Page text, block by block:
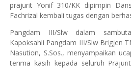
prajurit Yonif 310/KK dipimpin
Fachrizal kembali tugas dengan
Pangdam III/Slw dalam
Kapoksahli Pangdam III/Slw Brigjen
Nasution, S.Sos., menyampaikan
terima kasih kepada seluruh